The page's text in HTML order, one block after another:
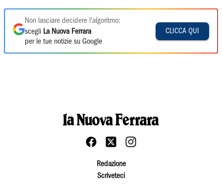
Non lasciare decidere l'algoritmo:
scegli La Nuova Ferrara
per le tue notizie su Google
CLICCA QUI
Redazione
Scriveteci